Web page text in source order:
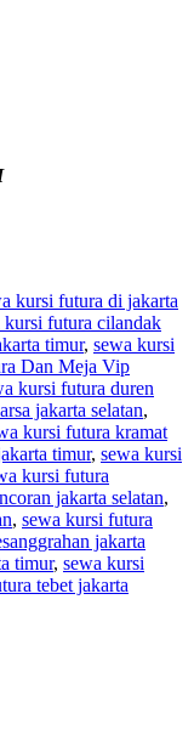
kursi futura di jakarta
kursi futura cilandak
timur, sewa kursi
Dan Meja Vip
kursi futura duren
jakarta selatan,
kursi futura kramat
timur, sewa kursi
kursi futura
jakarta selatan,
, sewa kursi futura
jakarta
timur, sewa kursi
tebet jakarta